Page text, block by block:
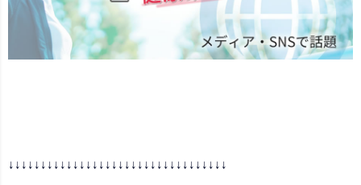
↓↓↓↓↓↓↓↓↓↓↓↓↓↓↓↓↓↓↓↓↓↓↓↓↓↓↓↓↓↓↓↓↓↓